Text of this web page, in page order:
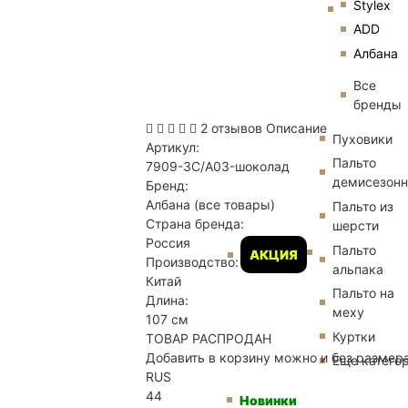
Stylex
ADD
Албана
Все
бренды
АКЦИЯ
Пуховики
Пальто
Пальто из
шерсти
Пальто
альпака
Пальто на
меху
Куртки
Еще
Новинки
2 отзывов Описание
Артикул:
7909-3C/A03-шоколад
Бренд:
Албана (все товары)
Страна бренда:
Россия
Производство:
Китай
Длина:
107 см
ТОВАР РАСПРОДАН
Добавить в корзину можно и без
RUS
44